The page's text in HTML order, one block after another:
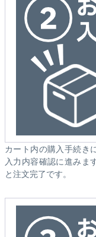
カート内の購入手続き
入力内容確認に進みま
と注文完了です。